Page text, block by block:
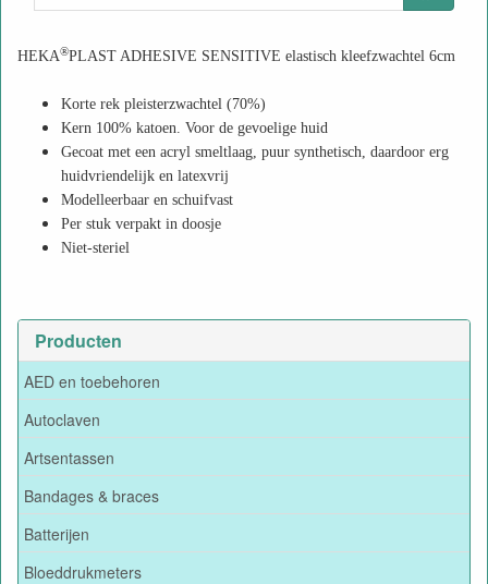
Producten
AED en toebehoren
Autoclaven
Artsentassen
Bandages & braces
Batterijen
Bloeddrukmeters
HEKA®PLAST ADHESIVE SENSITIVE elastisch kleefzwachtel 6cm
Korte rek pleisterzwachtel (70%)
Kern 100% katoen. Voor de gevoelige huid
Gecoat met een acryl smeltlaag, puur synthetisch, daardoor erg
huidvriendelijk en latexvrij
Modelleerbaar en schuifvast
Per stuk verpakt in doosje
Niet-steriel